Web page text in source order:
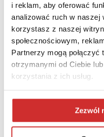
i reklam, aby oferować
analizować ruch w naszej
korzystasz z naszej
społecznościowym,
Partnerzy mogą
otrzymanymi od Ciebie
korzystania z ich usług.
Zezwól
System elektronicznego